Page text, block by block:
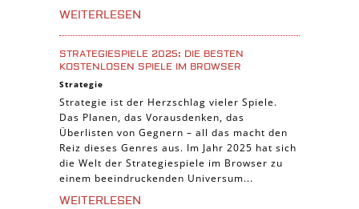
WEITERLESEN
STRATEGIESPIELE 2025: DIE BESTEN
KOSTENLOSEN SPIELE IM BROWSER
Strategie
Strategie ist der Herzschlag vieler Spiele.
Das Planen, das Vorausdenken, das
Überlisten von Gegnern – all das macht den
Reiz dieses Genres aus. Im Jahr 2025 hat sich
die Welt der Strategiespiele im Browser zu
einem beeindruckenden Universum...
WEITERLESEN